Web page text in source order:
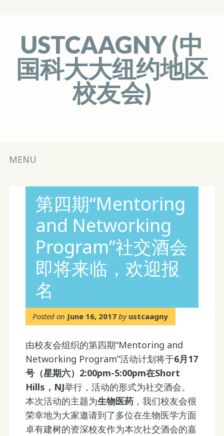
USTCAAGNY (中
国科大大纽约地区
校友会)
Main menu
Skip
MENU
第四期“Mentoring
and Networking
Program”社交酒会
即将来临，欢迎报
名
Posted on June 16, 2017 by ustcaagny
由校友会组织的第四期“Mentoring and
Networking Program”活动计划将于6月17
号（星期六）2:00pm-5:00pm在Short
Hills，NJ举行，活动的形式为社交酒会。
本次活动的主题为生物医药，我们校友会很
荣幸地为大家邀请到了多位在生物医学方面
卓有建树的资深校友作为本次社交酒会的嘉